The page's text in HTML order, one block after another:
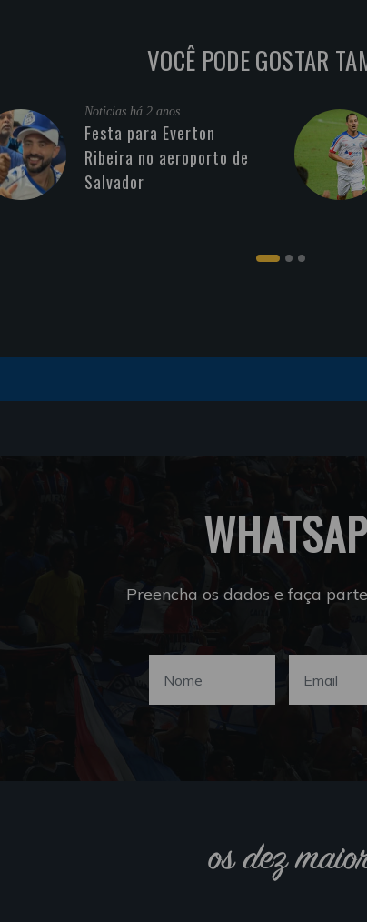
VOCÊ PODE GOSTAR
Noticias há 2 anos
Festa para Everton
Ribeira no aeroporto de
Salvador
Preencha os dados e faça
os dez